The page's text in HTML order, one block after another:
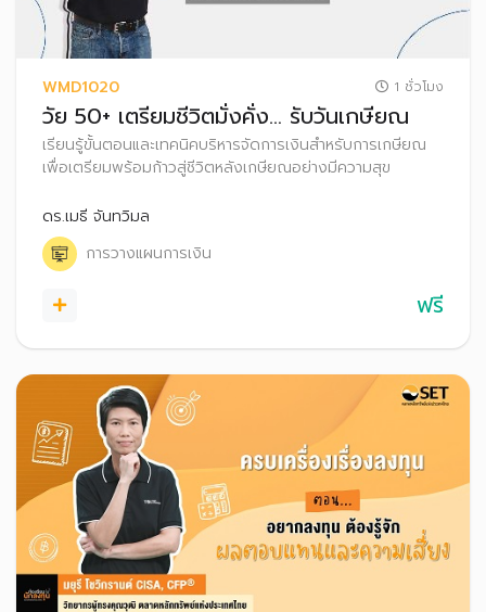
WMD1020 1 ชั่วโมง
วัย 50+ เตรียมชีวิตมั่งคั่ง… รับวันเกษียณ
เรียนรู้ขั้นตอนและเทคนิคบริหารจัดการเงินสำหรับการเกษียณ
เพื่อเตรียมพร้อมก้าวสู่ชีวิตหลังเกษียณอย่างมีความสุข
ดร.เมธี จันทวิมล
การวางแผนการเงิน
ฟรี